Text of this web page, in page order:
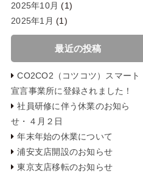
2025年10月 (1)
2025年1月 (1)
2024年12月(1)
(1)
2024年3月 (1)
2024年2月(1)
2024年1月(1)
2023年12月(1)
2023年10月(1)
2023年8月(1)
最近の投稿
CO2CO2（コツコツ）スマート
宣言事業所に登録されました！
社員研修に伴う休業のお知ら
せ・４月２日
年末年始の休業について
浦安支店開設のお知らせ
東京支店移転のお知らせ